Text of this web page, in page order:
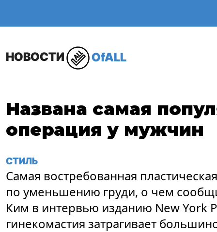
НОВОСТИ OfALL
Названа самая
операция у мужчин
СТИЛЬ
Самая востребованная
по уменьшению груди, о чем
Ким в интервью изданию New York
гинекомастия затрагивает